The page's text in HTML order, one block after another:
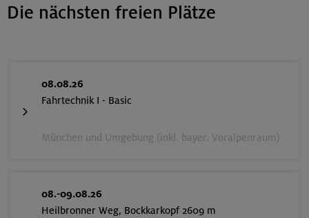
Die nächsten freien Plätze
08.08.26
Fahrtechnik I - Basic
München und Umgebung (inkl. bayer. Voralpenraum)
08.-09.08.26
Heilbronner Weg, Bockkarkopf 2609 m